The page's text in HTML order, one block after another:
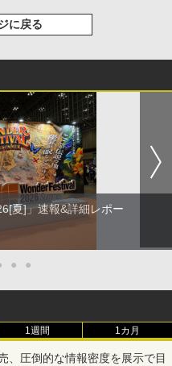
に戻る
夏]」速報&詳細レポー
● ●
1週間 1カ月
、圧倒的な情報密度を展示で目